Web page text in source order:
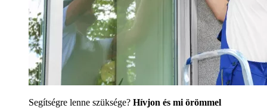
Segítségre lenne szüksége? Hívjon és mi örömmel